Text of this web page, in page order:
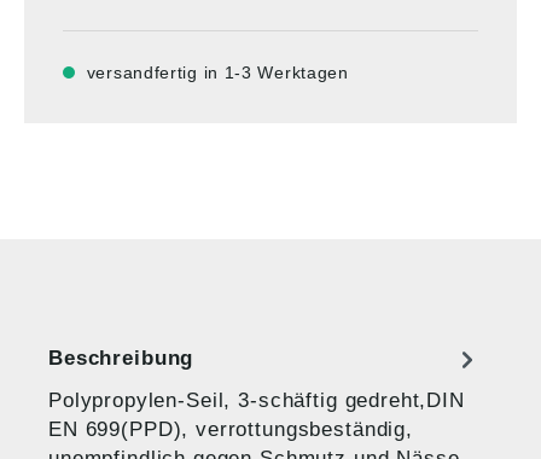
versandfertig in 1-3 Werktagen
Beschreibung
Polypropylen-Seil, 3-schäftig gedreht,DIN
EN 699(PPD), verrottungsbeständig,